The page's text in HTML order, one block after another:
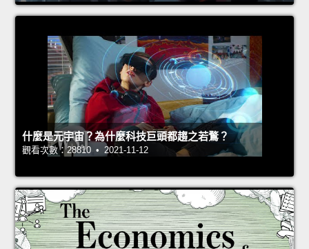
什麼是元宇宙？為什麼科技巨頭都趨之若鶩？
觀看次數：28810 • 2021-11-12